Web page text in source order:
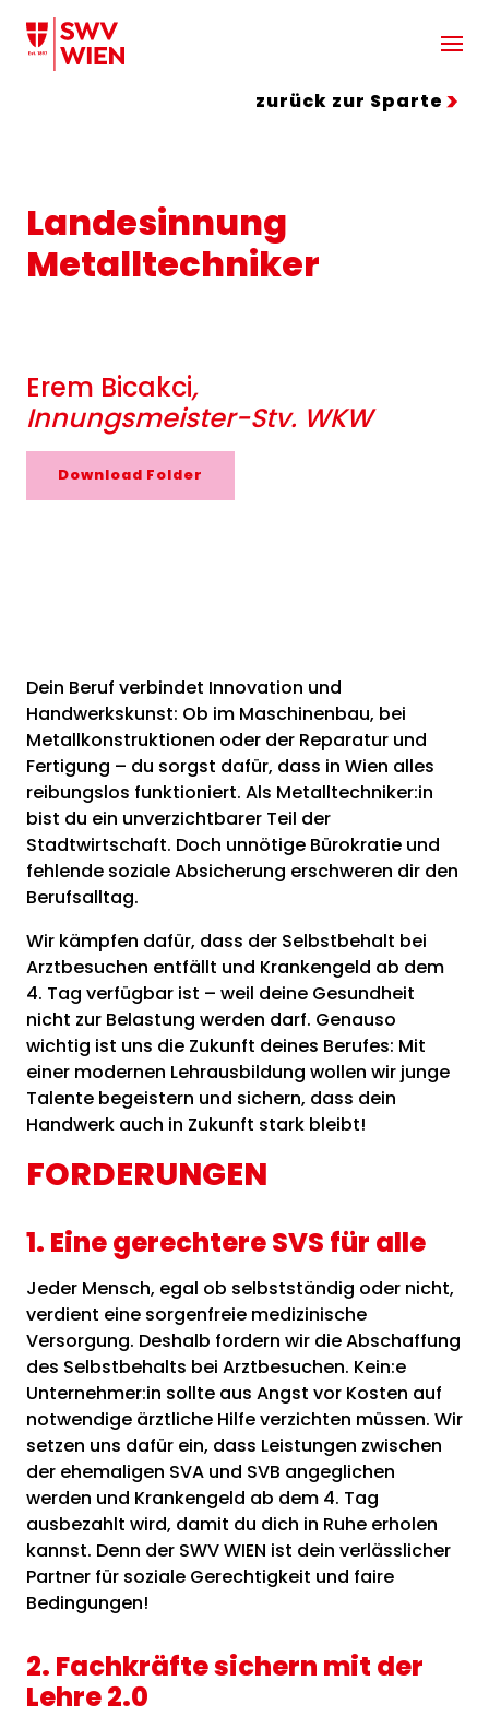
Zum Hauptinhalt springen
zurück zur Sparte
Landesinnung
Metalltechniker
Erem Bicakci,
Innungsmeister-Stv. WKW
Download Folder
Dein Beruf verbindet Innovation und
Handwerkskunst: Ob im Maschinenbau, bei
Metallkonstruktionen oder der Reparatur und
Fertigung – du sorgst dafür, dass in Wien alles
reibungslos funktioniert. Als Metalltechniker:in
bist du ein unverzichtbarer Teil der
Stadtwirtschaft. Doch unnötige Bürokratie und
fehlende soziale Absicherung erschweren dir den
Berufsalltag.
Wir kämpfen dafür, dass der Selbstbehalt bei
Arztbesuchen entfällt und Krankengeld ab dem
4. Tag verfügbar ist – weil deine Gesundheit
nicht zur Belastung werden darf. Genauso
wichtig ist uns die Zukunft deines Berufes: Mit
einer modernen Lehrausbildung wollen wir junge
Talente begeistern und sichern, dass dein
Handwerk auch in Zukunft stark bleibt!
FORDERUNGEN
1. Eine gerechtere SVS für alle
Jeder Mensch, egal ob selbstständig oder nicht,
verdient eine sorgenfreie medizinische
Versorgung. Deshalb fordern wir die Abschaffung
des Selbstbehalts bei Arztbesuchen. Kein:e
Unternehmer:in sollte aus Angst vor Kosten auf
notwendige ärztliche Hilfe verzichten müssen. Wir
setzen uns dafür ein, dass Leistungen zwischen
der ehemaligen SVA und SVB angeglichen
werden und Krankengeld ab dem 4. Tag
ausbezahlt wird, damit du dich in Ruhe erholen
kannst. Denn der SWV WIEN ist dein verlässlicher
Partner für soziale Gerechtigkeit und faire
Bedingungen!
2. Fachkräfte sichern mit der
Lehre 2.0